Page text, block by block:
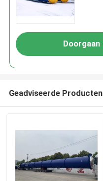
Doorgaan
Geadviseerde Producten